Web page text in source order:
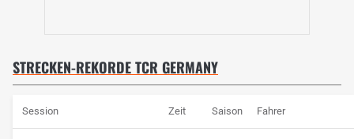
STRECKEN-REKORDE TCR GERMANY
Session Zeit Saison Fahrer